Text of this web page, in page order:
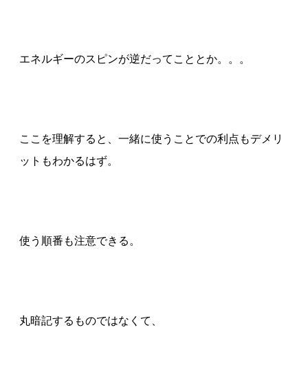
エネルギーのスピンが逆だってこととか。。。
ここを理解すると、一緒に使うことでの利点もデメリ
ットもわかるはず。
使う順番も注意できる。
丸暗記するものではなくて、